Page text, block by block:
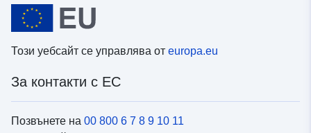
Този уебсайт се управлява от europa.eu
За контакти с ЕС
Позвънете на 00 800 6 7 8 9 10 11